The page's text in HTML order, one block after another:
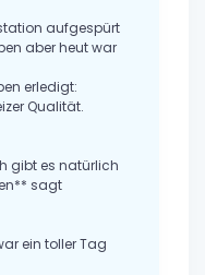
aufgespürt
aber heut war
erledigt:
Qualität.
gibt es natürlich
sagt
ein toller Tag